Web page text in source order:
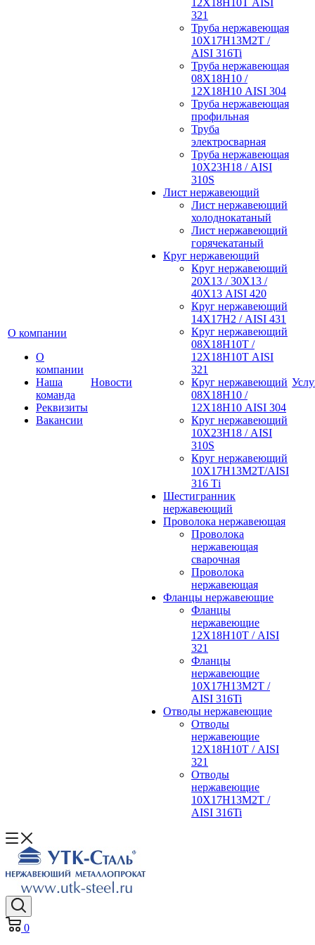
О компании
О
компании
Наша
команда
Реквизиты
Вакансии
Новости
12Х18Н10Т AISI
321
Труба нержавеющая
10Х17Н13М2Т /
AISI 316Ti
Труба нержавеющая
08Х18Н10 /
12Х18Н10 AISI 304
Труба нержавеющая
профильная
Труба
электросварная
Труба нержавеющая
10Х23Н18 / AISI
310S
Лист нержавеющий
Лист нержавеющий
холоднокатаный
Лист нержавеющий
горячекатаный
Круг нержавеющий
Круг нержавеющий
20Х13 / 30Х13 /
40Х13 AISI 420
Круг нержавеющий
14Х17Н2 / AISI 431
Круг нержавеющий
08Х18Н10Т /
12Х18Н10Т AISI
321
Круг нержавеющий
08Х18Н10 /
12Х18Н10 AISI 304
Круг нержавеющий
10Х23Н18 / AISI
310S
Круг нержавеющий
10Х17Н13М2Т/AISI
316 Тi
Шестигранник
нержавеющий
Проволока нержавеющая
Проволока
нержавеющая
сварочная
Проволока
нержавеющая
Фланцы нержавеющие
Фланцы
нержавеющие
12Х18Н10Т / AISI
321
Фланцы
нержавеющие
10Х17Н13М2Т /
AISI 316Ti
Отводы нержавеющие
Отводы
нержавеющие
12Х18Н10Т / AISI
321
Отводы
нержавеющие
10Х17Н13М2Т /
AISI 316Ti
0